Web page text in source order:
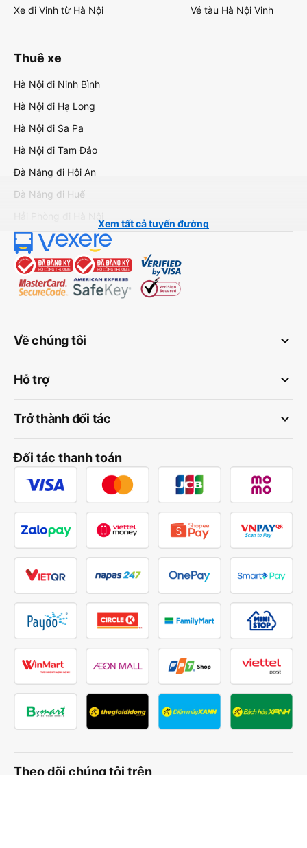
Xe đi Vinh từ Hà Nội
Vé tàu Hà Nội Vinh
Thuê xe
Hà Nội đi Ninh Bình
Hà Nội đi Hạ Long
Hà Nội đi Sa Pa
Hà Nội đi Tam Đảo
Đà Nẵng đi Hội An
Đà Nẵng đi Huế
Xem tất cả tuyến đường
keyboard_arrow_down
Về chúng tôi
keyboard_arrow_down
Hỗ trợ
keyboard_arrow_down
Trở thành đối tác
Đối tác thanh toán
Theo dõi chúng tôi trên